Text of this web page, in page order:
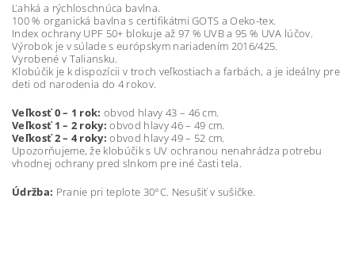
Ľahká a rýchloschnúca bavlna.
100 % organická bavlna s certifikátmi GOTS a Oeko-tex.
Index ochrany UPF 50+ blokuje až 97 % UVB a 95 % UVA lúčov.
Výrobok je v súlade s európskym nariadením 2016/425.
Vyrobené v Taliansku.
Klobúčik je k dispozícii v troch veľkostiach a farbách, a je ideálny pre
deti od narodenia do 4 rokov.
Veľkosť 0 – 1 rok: obvod hlavy 43 – 46 cm.
Veľkosť 1 – 2 roky: obvod hlavy 46 – 49 cm.
Veľkosť 2 – 4 roky: obvod hlavy 49 – 52 cm.
Upozorňujeme, že klobúčik s UV ochranou nenahrádza potrebu
vhodnej ochrany pred slnkom pre iné časti tela.
Údržba: Pranie pri teplote 30°C. Nesušiť v sušičke.